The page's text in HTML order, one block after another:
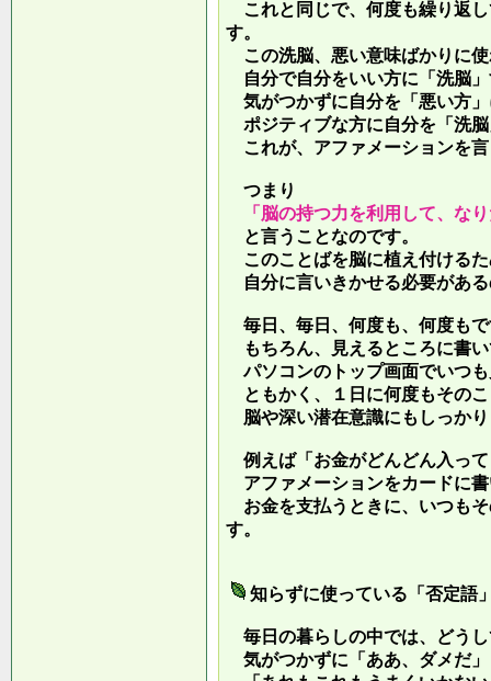
これと同じで、何度も繰り返
す。
この洗脳、悪い意味ばかりに
自分で自分をいい方に「洗脳
気がつかずに自分を「悪い方
ポジティブな方に自分を「洗
これが、アファメーションを
つまり
「脳の持つ力を利用して、な
と言うことなのです。
このことばを脳に植え付ける
自分に言いきかせる必要があ
毎日、毎日、何度も、何度も
もちろん、見えるところに書
パソコンのトップ画面でいつ
ともかく、１日に何度もその
脳や深い潜在意識にもしっか
例えば「お金がどんどん入っ
アファメーションをカードに
お金を支払うときに、いつも
す。
知らずに使っている「否定語
毎日の暮らしの中では、どう
気がつかずに「ああ、ダメだ